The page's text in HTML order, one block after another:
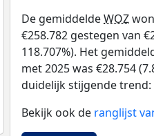
De gemiddeldeWOZ
€258.782 gestegen van
118.707%). Het
met 2025 was €28.754
duidelijk stijgende trend:
Bekijk ook de ranglijst